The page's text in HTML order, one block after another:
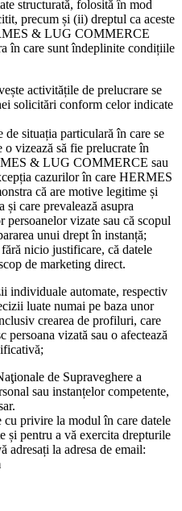
structurată, folosită în mod
precum și (ii) dreptul ca aceste
& LUG COMMERCE
în care sunt îndeplinite condițiile
activitățile de prelucrare se
solicitări conform celor indicate
situația particulară în care se
o vizează să fie prelucrate în
& LUG COMMERCE sau
cazurilor în care HERMES
că are motive legitime și
și care prevalează asupra
vizate sau că scopul
unui drept în instanță;
nicio justificare, că datele
de marketing direct.
individuale automate, respectiv
luate numai pe baza unor
crearea de profiluri, care
persoana vizată sau o afectează
de Supraveghere a
sau instanțelor competente,
privire la modul în care datele
și pentru a vă exercita drepturile
adresați la adresa de email: